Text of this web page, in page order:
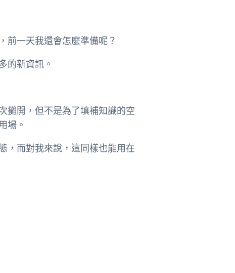
前一天我還會怎麼準備呢？
的新資訊。
攤開，但不是為了填補知識的空
場。
，而對我來說，這同樣也能用在